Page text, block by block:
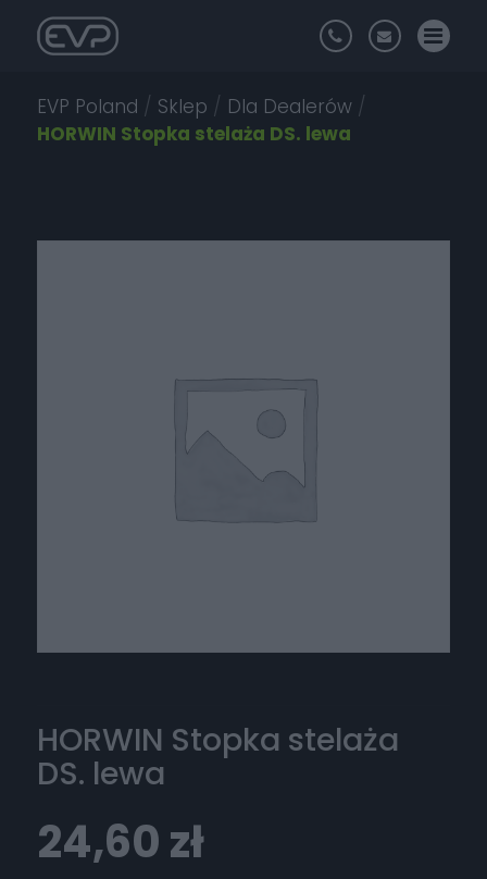
EVP Poland / Sklep / Dla Dealerów /
HORWIN Stopka stelaża DS. lewa
HORWIN Stopka stelaża
DS. lewa
24,60zł